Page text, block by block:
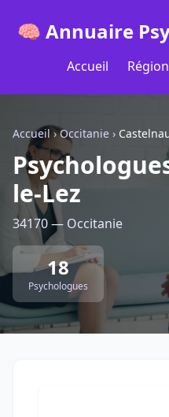
🧠 Annuaire
Accueil
Accueil ›Occitanie ›
le-Lez
34170 — Occitanie
18
Psychologues